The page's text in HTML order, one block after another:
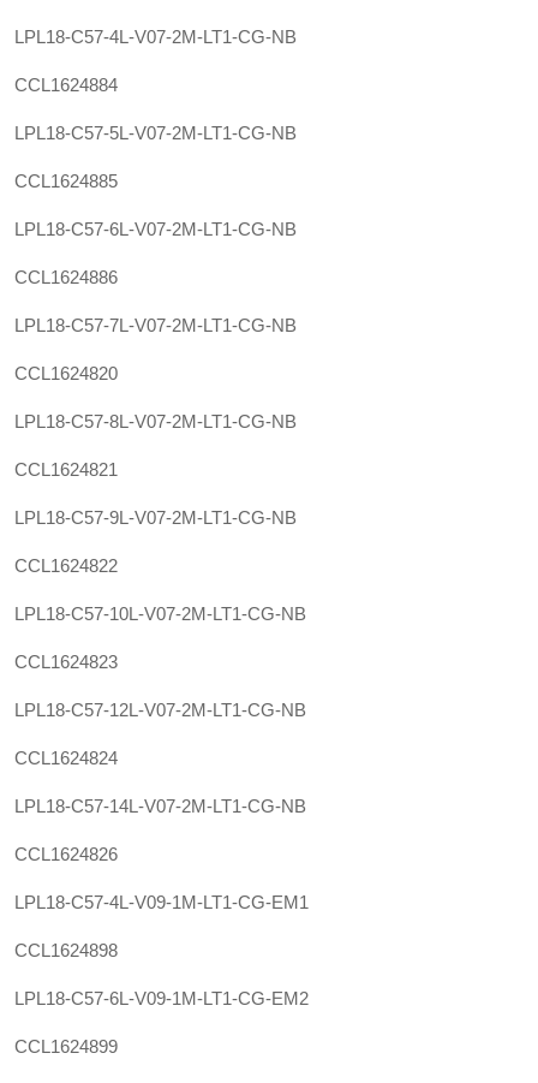
LPL18-C57-4L-V07-2M-LT1-CG-NB
CCL1624884
LPL18-C57-5L-V07-2M-LT1-CG-NB
CCL1624885
LPL18-C57-6L-V07-2M-LT1-CG-NB
CCL1624886
LPL18-C57-7L-V07-2M-LT1-CG-NB
CCL1624820
LPL18-C57-8L-V07-2M-LT1-CG-NB
CCL1624821
LPL18-C57-9L-V07-2M-LT1-CG-NB
CCL1624822
LPL18-C57-10L-V07-2M-LT1-CG-NB
CCL1624823
LPL18-C57-12L-V07-2M-LT1-CG-NB
CCL1624824
LPL18-C57-14L-V07-2M-LT1-CG-NB
CCL1624826
LPL18-C57-4L-V09-1M-LT1-CG-EM1
CCL1624898
LPL18-C57-6L-V09-1M-LT1-CG-EM2
CCL1624899